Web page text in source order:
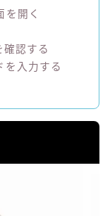
を開く
認する
を入力する